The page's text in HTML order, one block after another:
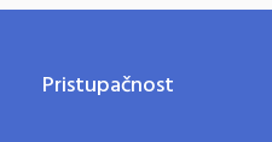
Pristupačnost